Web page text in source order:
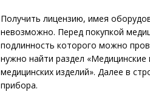
Получить лицензию, имея
невозможно. Перед покупкой
подлинность которого можно
нужно найти раздел «Медицинские
медицинских изделий». Далее в
прибора.